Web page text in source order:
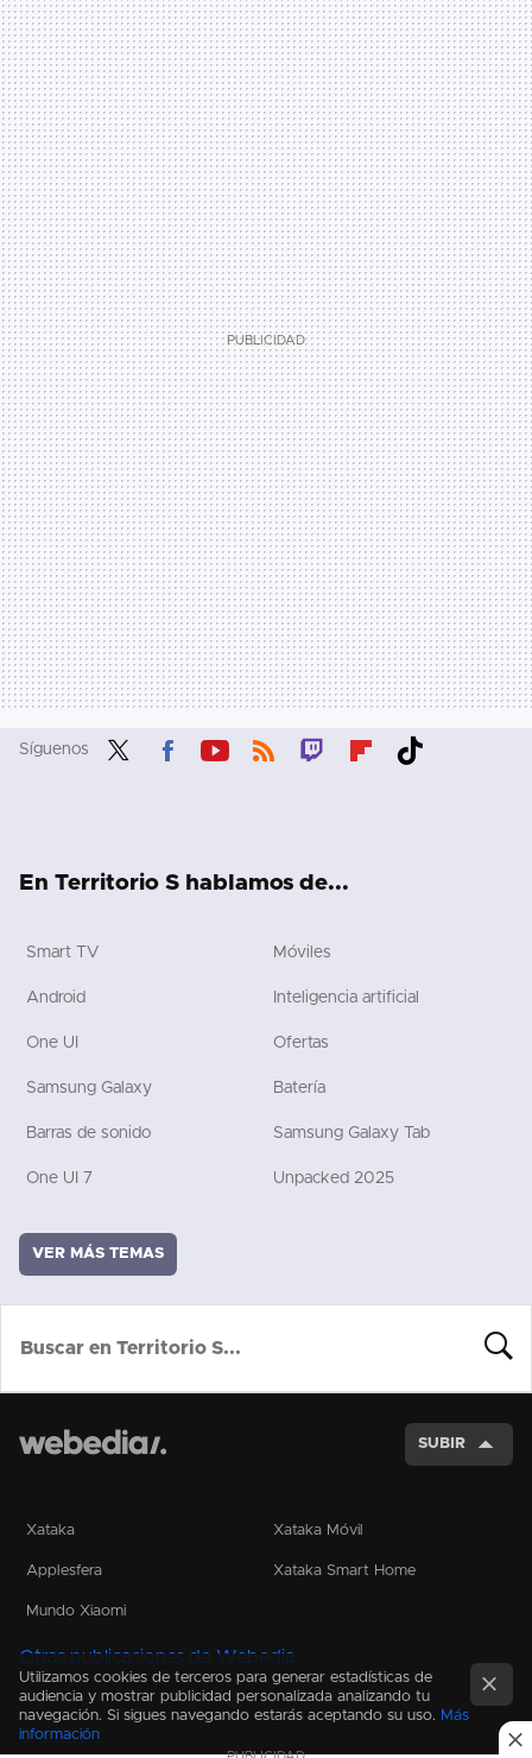
Síguenos
En Territorio S hablamos de...
Smart TV Móviles
Android Inteligencia artificial
One UI Ofertas
Samsung Galaxy Batería
Barras de sonido Samsung Galaxy Tab
One UI 7 Unpacked 2025
VER MÁS TEMAS
SUBIR
Xataka Xataka Móvil
Applesfera Xataka Smart Home
Mundo Xiaomi
Otras publicaciones de Webedia
Utilizamos cookies de terceros para generar estadísticas de
audiencia y mostrar publicidad personalizada analizando tu
navegación. Si sigues navegando estarás aceptando su uso. Más
información